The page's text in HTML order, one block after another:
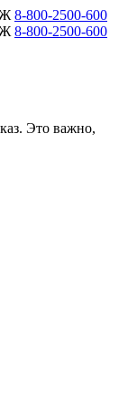
8-800-2500-600
8-800-2500-600
Это важно,